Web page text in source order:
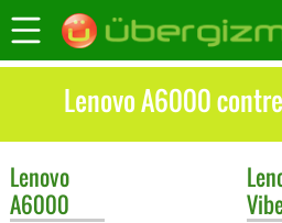
Lenovo A6000
Lenovo
A6000